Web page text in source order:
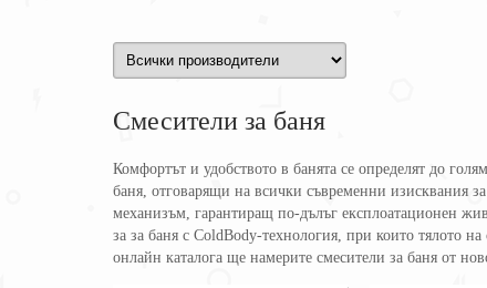
Смесители за баня
Комфортът и удобството в банята се определят до
баня, отговарящи на всички съвременни изисквания
механизъм, гарантиращ по-дълъг експлоатационен
за за баня с ColdBody-технология, при които тялото
онлайн каталога ще намерите смесители за баня от